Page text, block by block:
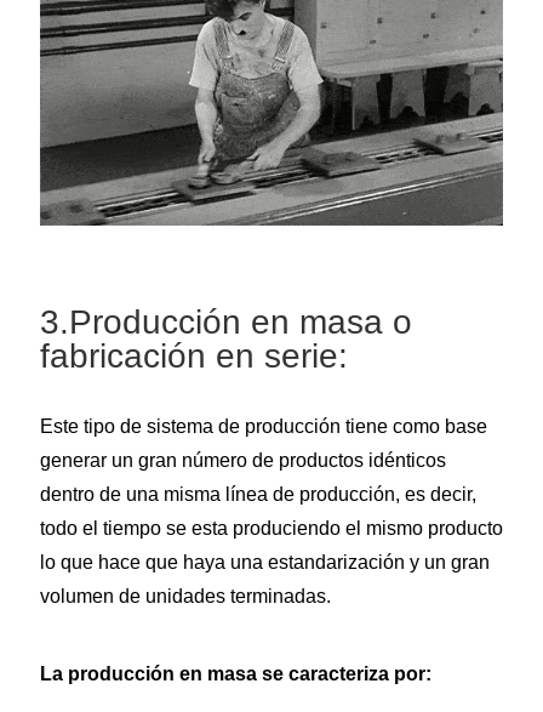
3.Producción en masa o
fabricación en serie:
Este tipo de sistema de producción tiene como base
generar un gran número de productos idénticos
dentro de una misma línea de producción, es decir,
todo el tiempo se esta produciendo el mismo producto
lo que hace que haya una estandarización y un gran
volumen de unidades terminadas.
La producción en masa se caracteriza por: